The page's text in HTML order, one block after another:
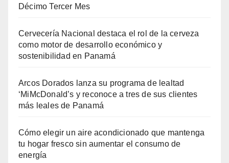
Décimo Tercer Mes
Cervecería Nacional destaca el rol de la cerveza
como motor de desarrollo económico y
sostenibilidad en Panamá
Arcos Dorados lanza su programa de lealtad
‘MiMcDonald’s y reconoce a tres de sus clientes
más leales de Panamá
Cómo elegir un aire acondicionado que mantenga
tu hogar fresco sin aumentar el consumo de
energía